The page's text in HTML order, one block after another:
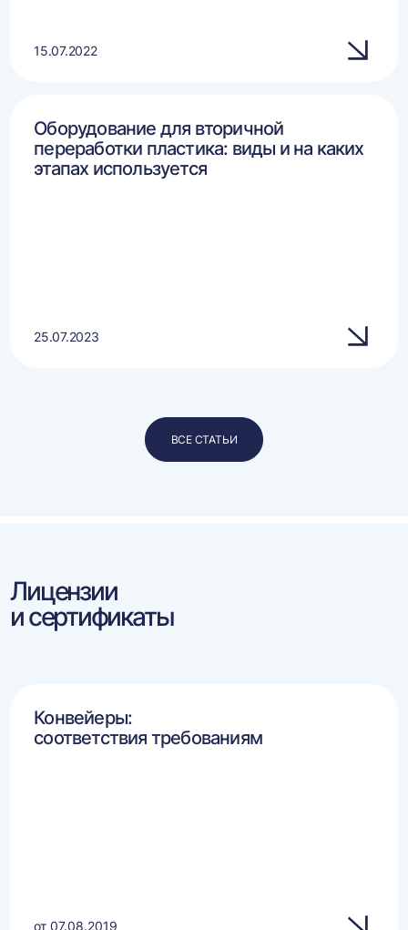
15.07.2022
Оборудование для вторичной
переработки пластика: виды и на каких
этапах используется
25.07.2023
ВСЕ СТАТЬИ
Лицензии
и сертификаты
Конвейеры:
соответствия требованиям
от 07.08.2019